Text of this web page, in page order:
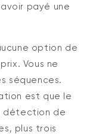
payé une
option de
Vous ne
séquences.
est que le
détection de
plus trois